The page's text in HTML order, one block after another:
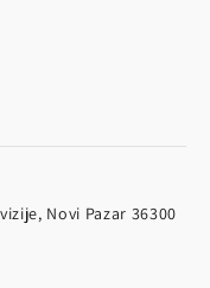
Novi Pazar 36300